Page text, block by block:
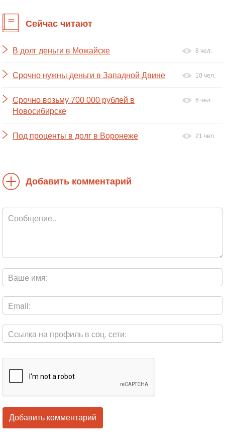
Сейчас читают
В долг деньги в Можайске 8 чел.
Срочно нужны деньги в Западной Двине 10 чел.
Срочно возьму 700 000 рублей в
Новосибирске
6 чел.
Под проценты в долг в Воронеже 21 чел.
Добавить комментарий